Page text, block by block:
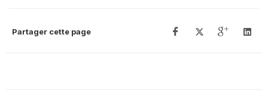
Partager cette page